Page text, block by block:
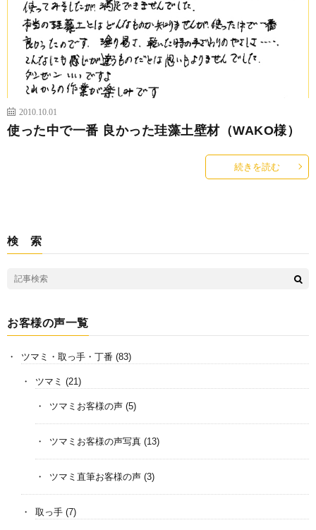
2010.10.01
使った中で一番 良かった珪藻土壁材（WAKO様）
続きを読む
検 索
お客様の声一覧
ツマミ・取っ手・丁番 (83)
ツマミ (21)
ツマミお客様の声 (5)
ツマミお客様の声写真 (13)
ツマミ直筆お客様の声 (3)
取っ手 (7)